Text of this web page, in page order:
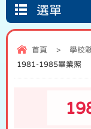
首頁
選單
首頁 > 學校
1981-1985畢業照